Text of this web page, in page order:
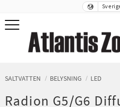
Meny
SALTVATTEN BELYSNING LED
Radion G5/G6